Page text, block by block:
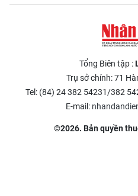
Tổng Biên tập :
Trụ sở chính: 71
Tel: (84) 24 382 54231/382
E-mail:
©2026. Bản quyền